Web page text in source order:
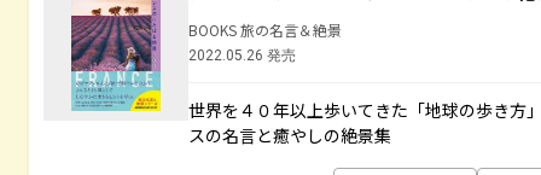
BOOKS 旅の名言＆絶景
2022.05.26 発売
世界を４０年以上歩いてきた「地球の歩き方
スの名言と癒やしの絶景集